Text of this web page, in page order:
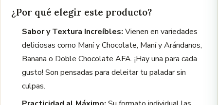
¿Por qué elegir este producto?
Sabor y Textura Increíbles: Vienen en variedades
deliciosas como Maní y Chocolate, Maní y Arándanos,
Banana o Doble Chocolate AFA. ¡Hay una para cada
gusto! Son pensadas para deleitar tu paladar sin
culpas.